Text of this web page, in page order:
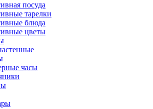
посуда
тарелки
блюда
цветы
часы